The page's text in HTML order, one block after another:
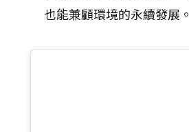
也能兼顧環境的永續發展。